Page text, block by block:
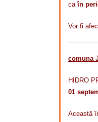
caîn
Vor fi
comuna
HIDRO
01
Această